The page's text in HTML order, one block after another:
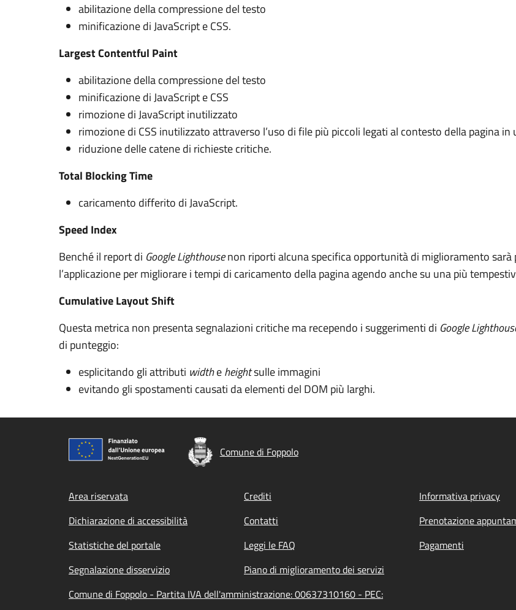
abilitazione della compressione del testo
minificazione di JavaScript e CSS.
Largest Contentful Paint
abilitazione della compressione del testo
minificazione di JavaScript e CSS
rimozione di JavaScript inutilizzato
rimozione di CSS inutilizzato attraverso l’uso di file più piccoli legati al contesto della pagina in
riduzione delle catene di richieste critiche.
Total Blocking Time
caricamento differito di JavaScript.
Speed Index
Benché il report di Google Lighthousenon riporti alcuna specifica opportunità di miglioramento
l’applicazione per migliorare i tempi di caricamento della pagina agendo anche su una più
Cumulative Layout Shift
Questa metrica non presenta segnalazioni critiche ma recependo i suggerimenti di Google
di punteggio:
esplicitando gli attributi widtheheightsulle immagini
evitando gli spostamenti causati da elementi del DOM più larghi.
Comune di Foppolo
Footer menu
Area riservata Crediti Informativa privacy
Dichiarazione di accessibilità
Contatti Prenotazione
Statistiche del portale
Leggi le FAQ Pagamenti
Segnalazione disservizio
Piano di miglioramento dei servizi
Comune di Foppolo - Partita IVA dell'amministrazione: 00637310160 - PEC: